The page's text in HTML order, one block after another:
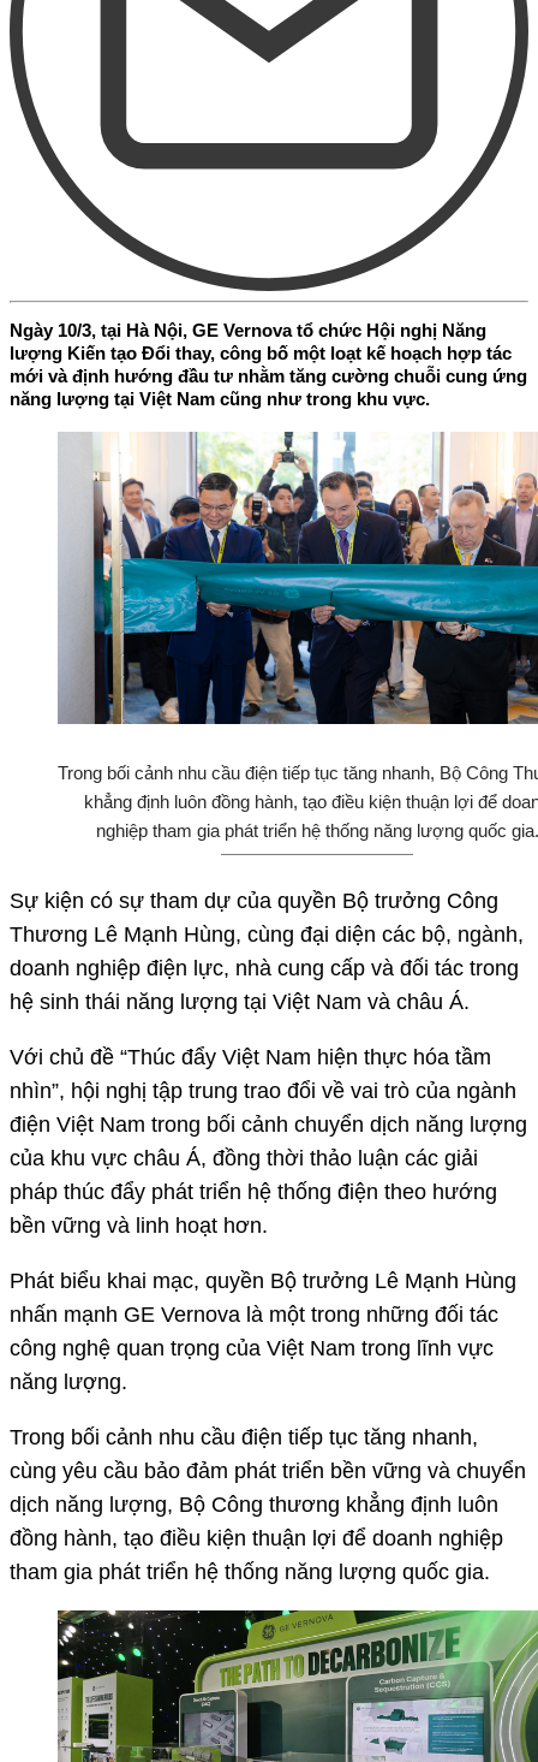
Ngày 10/3, tại Hà Nội, GE Vernova tổ chức Hội nghị Năng
lượng Kiến tạo Đổi thay, công bố một loạt kế hoạch hợp tác
mới và định hướng đầu tư nhằm tăng cường chuỗi cung ứng
năng lượng tại Việt Nam cũng như trong khu vực.
Trong bối cảnh nhu cầu điện tiếp tục tăng nhanh, Bộ Công
khẳng định luôn đồng hành, tạo điều kiện thuận lợi để
nghiệp tham gia phát triển hệ thống năng lượng quốc gia.
Sự kiện có sự tham dự của quyền Bộ trưởng Công
Thương Lê Mạnh Hùng, cùng đại diện các bộ, ngành,
doanh nghiệp điện lực, nhà cung cấp và đối tác trong
hệ sinh thái năng lượng tại Việt Nam và châu Á.
Với chủ đề “Thúc đẩy Việt Nam hiện thực hóa tầm
nhìn”, hội nghị tập trung trao đổi về vai trò của ngành
điện Việt Nam trong bối cảnh chuyển dịch năng lượng
của khu vực châu Á, đồng thời thảo luận các giải
pháp thúc đẩy phát triển hệ thống điện theo hướng
bền vững và linh hoạt hơn.
Phát biểu khai mạc, quyền Bộ trưởng Lê Mạnh Hùng
nhấn mạnh GE Vernova là một trong những đối tác
công nghệ quan trọng của Việt Nam trong lĩnh vực
năng lượng.
Trong bối cảnh nhu cầu điện tiếp tục tăng nhanh,
cùng yêu cầu bảo đảm phát triển bền vững và chuyển
dịch năng lượng, Bộ Công thương khẳng định luôn
đồng hành, tạo điều kiện thuận lợi để doanh nghiệp
tham gia phát triển hệ thống năng lượng quốc gia.